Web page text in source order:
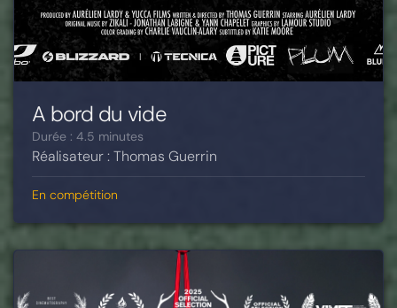
A bord du vide
Durée : 4.5 minutes
Réalisateur : Thomas Guerrin
En compétition